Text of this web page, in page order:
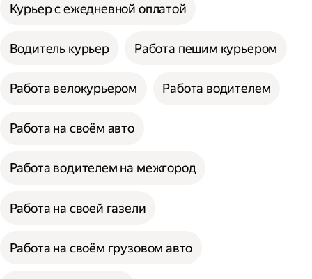
Курьер с ежедневной оплатой
Водитель курьер Работа пешим курьером
Работа велокурьером Работа водителем
Работа на своём авто
Работа водителем на межгород
Работа на своей газели
Работа на своём грузовом авто